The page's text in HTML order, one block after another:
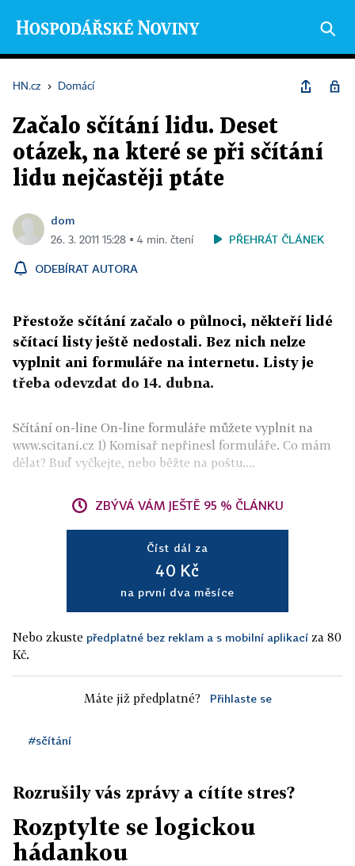
HN.cz › Domácí
Začalo sčítání lidu. Deset
otázek, na které se při sčítání
lidu nejčastěji ptáte
dom
26. 3. 2011 15:28 ▪ 4 min. čtení PŘEHRÁT ČLÁNEK
ODEBÍRAT AUTORA
Přestože sčítání začalo o půlnoci, někteří lidé
sčítací listy ještě nedostali. Bez nich nelze
vyplnit ani formuláře na internetu. Listy je
třeba odevzdat do 14. dubna.
Sčítání on-line On-line formuláře můžete vyplnit na
www.scitani.cz 1) Komisař nepřinesl formuláře. Co mám
dělat? Buď vyčkejte, nebo běžte na poštu....
ZBÝVÁ VÁM JEŠTĚ 95 % ČLÁNKU
Číst dál za
40 Kč
na první dva měsíce
Nebo zkuste předplatné bez reklam a s mobilní aplikací za 80
Kč.
Máte již předplatné? Přihlaste se
#sčítání
Rozrušily vás zprávy a cítíte stres?
Rozptylte se logickou
hádankou